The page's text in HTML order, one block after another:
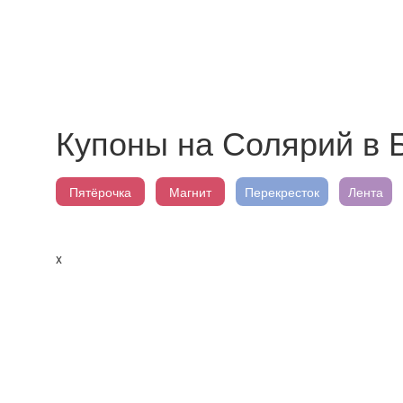
Купоны на Солярий в
Пятёрочка Магнит Перекресток Лента
x